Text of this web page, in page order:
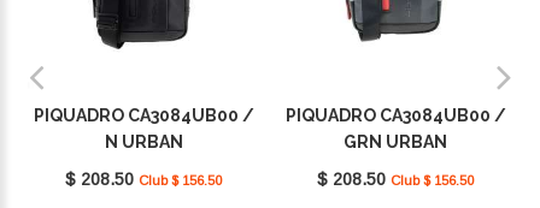
PIQUADRO CA3084UB00 /
N URBAN
$ 208.50 Club $ 156.50
PIQUADRO CA3084UB00 /
GRN URBAN
$ 208.50 Club $ 156.50